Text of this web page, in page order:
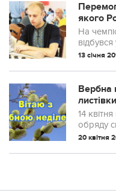
якого
На
здобули
цінність
13 січня
Вербна
листівки
14
обряду
20 квітня